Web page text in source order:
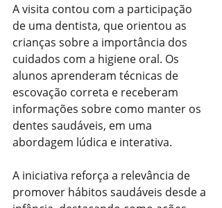
A visita contou com a participação
de uma dentista, que orientou as
crianças sobre a importância dos
cuidados com a higiene oral. Os
alunos aprenderam técnicas de
escovação correta e receberam
informações sobre como manter os
dentes saudáveis, em uma
abordagem lúdica e interativa.
A iniciativa reforça a relevância de
promover hábitos saudáveis desde a